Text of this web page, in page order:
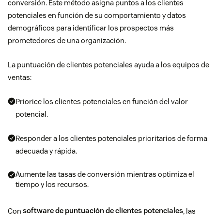
conversión. Este método asigna puntos a los clientes
potenciales en función de su comportamiento y datos
demográficos para identificar los prospectos más
prometedores de una organización.
La puntuación de clientes potenciales ayuda a los equipos de
ventas:
Priorice los clientes potenciales en función del valor
potencial.
Responder a los clientes potenciales prioritarios de forma
adecuada y rápida.
Aumente las tasas de conversión mientras optimiza el
tiempo y los recursos.
Con software de puntuación de clientes potenciales, las